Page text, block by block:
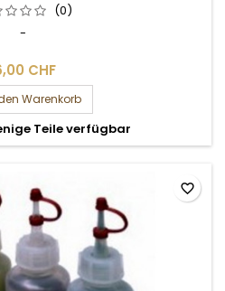
(0)
-
CHF
Warenkorb
Teile verfügbar
favorite_border